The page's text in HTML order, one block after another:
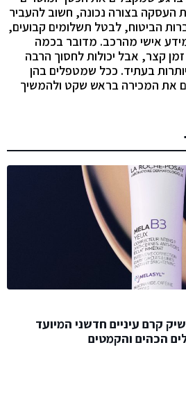
העסקה בצורה נכונה, חשוב להעביר
הביטוח, לבטל תשלומים קבועים,
אישי מהרכב. מדובר בכמה
קצר, אבל יכולות לחסוך הרבה
בעתיד. ככל שמטפלים בהן
את המכירה בראש שקט ולהמשיך
קרם עיניים חדשני המיועד
הכהים והקמטים